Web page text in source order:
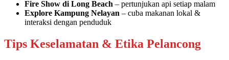
Fire Show di Long Beach – pertunjukan api setiap malam
Explore Kampung Nelayan – cuba makanan lokal &
interaksi dengan penduduk
Tips Keselamatan & Etika Pelancong